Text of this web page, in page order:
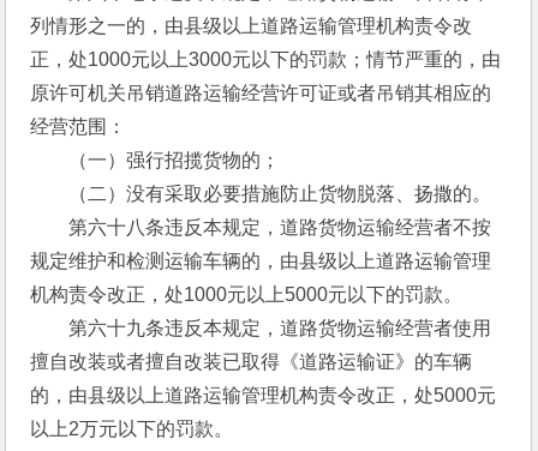
列情形之一的，由县级以上道路运输管理机构责令改
正，处1000元以上3000元以下的罚款；情节严重的，由
原许可机关吊销道路运输经营许可证或者吊销其相应的
经营范围：
（一）强行招揽货物的；
（二）没有采取必要措施防止货物脱落、扬撒的。
第六十八条违反本规定，道路货物运输经营者不按
规定维护和检测运输车辆的，由县级以上道路运输管理
机构责令改正，处1000元以上5000元以下的罚款。
第六十九条违反本规定，道路货物运输经营者使用
擅自改装或者擅自改装已取得《道路运输证》的车辆
的，由县级以上道路运输管理机构责令改正，处5000元
以上2万元以下的罚款。